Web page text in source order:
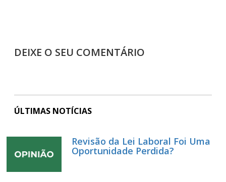
DEIXE O SEU COMENTÁRIO
ÚLTIMAS NOTÍCIAS
Revisão da Lei Laboral Foi Uma
Oportunidade Perdida?